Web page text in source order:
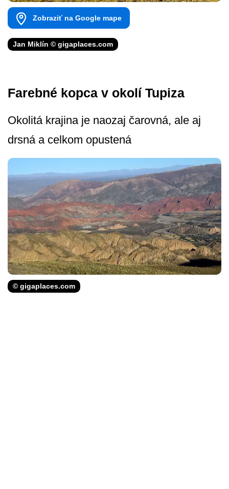
Zobraziť na Google mape
Jan Miklín © gigaplaces.com
Farebné kopca v okolí Tupiza
Okolitá krajina je naozaj čarovná, ale aj
drsná a celkom opustená
© gigaplaces.com